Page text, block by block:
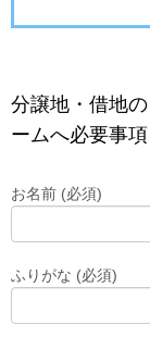
分譲地・借地
ームへ必要事
お名前 (必須)
ふりがな (必須)